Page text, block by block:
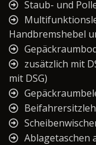
Staub- und
Handbremshebel
zusätzlich mit
mit DSG)
Ablagetaschen